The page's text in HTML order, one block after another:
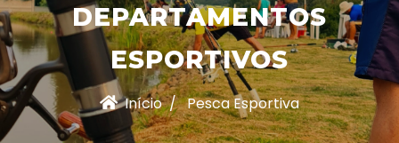
DEPARTAMENTOS
ESPORTIVOS
Início Pesca Esportiva